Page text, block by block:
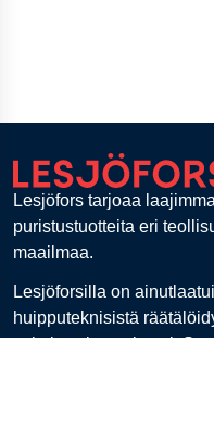
Lesjöfors tarjoaa
puristustuotteita eri
maailmaa.
Lesjöforsilla on
huipputeknisistä
valmistuskapasiteetti. Se